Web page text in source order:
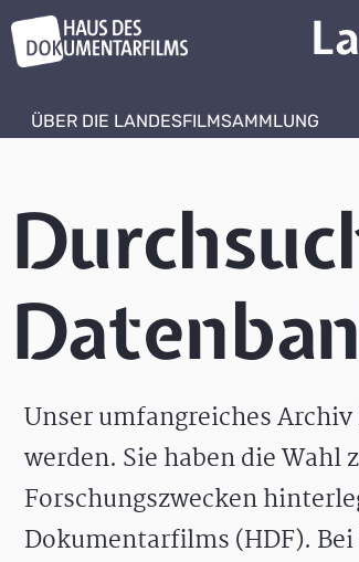
ÜBER DIE LANDESFILMSAMMLUNG
Unser umfangreiches
werden. Sie haben die Wahl
Forschungszwecken
Dokumentarfilms (HDF).